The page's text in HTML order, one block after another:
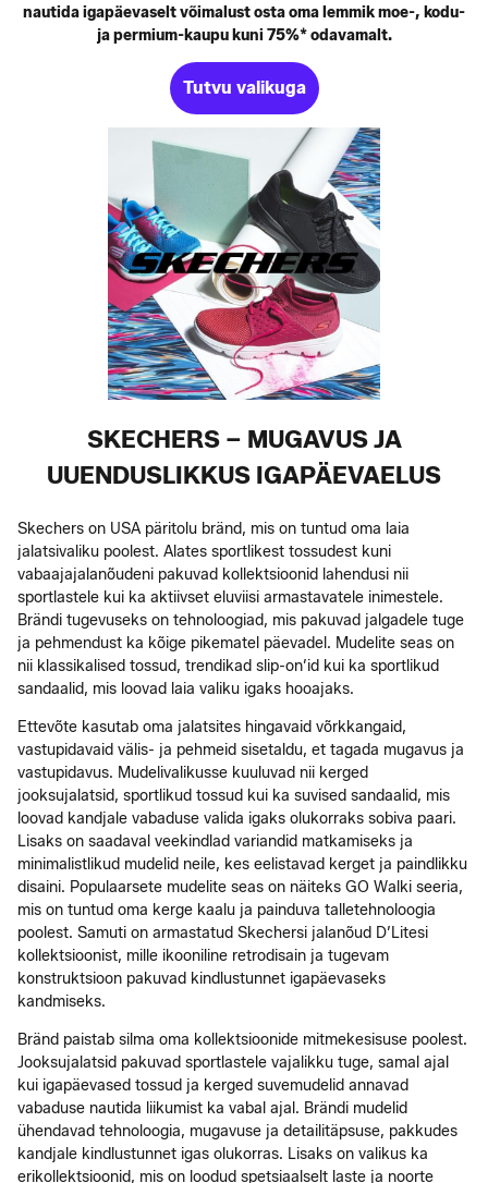
nautida igapäevaselt võimalust osta oma lemmik moe-, kodu-
ja permium-kaupu kuni 75%* odavamalt.
Tutvu valikuga
SKECHERS – MUGAVUS JA
UUENDUSLIKKUS IGAPÄEVAELUS
Skechers on USA päritolu bränd, mis on tuntud oma laia
jalatsivaliku poolest. Alates sportlikest tossudest kuni
vabaajajalanõudeni pakuvad kollektsioonid lahendusi nii
sportlastele kui ka aktiivset eluviisi armastavatele inimestele.
Brändi tugevuseks on tehnoloogiad, mis pakuvad jalgadele tuge
ja pehmendust ka kõige pikematel päevadel. Mudelite seas on
nii klassikalised tossud, trendikad slip-on’id kui ka sportlikud
sandaalid, mis loovad laia valiku igaks hooajaks.
Ettevõte kasutab oma jalatsites hingavaid võrkkangaid,
vastupidavaid välis- ja pehmeid sisetaldu, et tagada mugavus ja
vastupidavus. Mudelivalikusse kuuluvad nii kerged
jooksujalatsid, sportlikud tossud kui ka suvised sandaalid, mis
loovad kandjale vabaduse valida igaks olukorraks sobiva paari.
Lisaks on saadaval veekindlad variandid matkamiseks ja
minimalistlikud mudelid neile, kes eelistavad kerget ja paindlikku
disaini. Populaarsete mudelite seas on näiteks GO Walki seeria,
mis on tuntud oma kerge kaalu ja painduva talletehnoloogia
poolest. Samuti on armastatud Skechersi jalanõud D’Litesi
kollektsioonist, mille ikooniline retrodisain ja tugevam
konstruktsioon pakuvad kindlustunnet igapäevaseks
kandmiseks.
Bränd paistab silma oma kollektsioonide mitmekesisuse poolest.
Jooksujalatsid pakuvad sportlastele vajalikku tuge, samal ajal
kui igapäevased tossud ja kerged suvemudelid annavad
vabaduse nautida liikumist ka vabal ajal. Brändi mudelid
ühendavad tehnoloogia, mugavuse ja detailitäpsuse, pakkudes
kandjale kindlustunnet igas olukorras. Lisaks on valikus ka
erikollektsioonid, mis on loodud spetsiaalselt laste ja noorte